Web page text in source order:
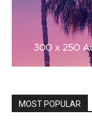
MOST POPULAR